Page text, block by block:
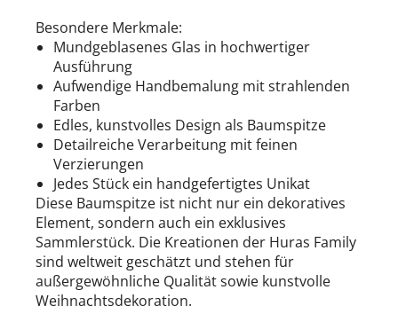
Besondere Merkmale:
Mundgeblasenes Glas in hochwertiger
Ausführung
Aufwendige Handbemalung mit strahlenden
Farben
Edles, kunstvolles Design als Baumspitze
Detailreiche Verarbeitung mit feinen
Verzierungen
Jedes Stück ein handgefertigtes Unikat
Diese Baumspitze ist nicht nur ein dekoratives
Element, sondern auch ein exklusives
Sammlerstück. Die Kreationen der Huras Family
sind weltweit geschätzt und stehen für
außergewöhnliche Qualität sowie kunstvolle
Weihnachtsdekoration.